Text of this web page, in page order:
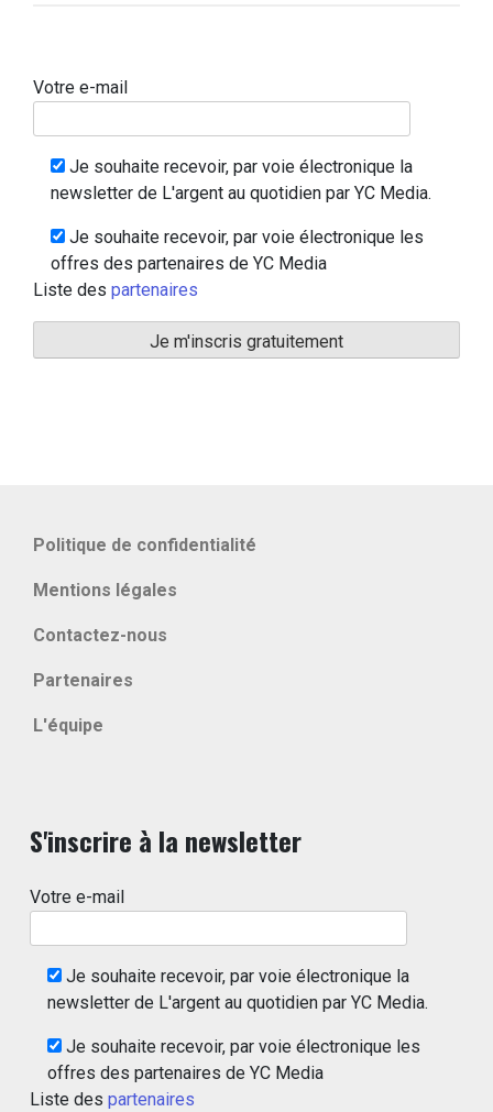
Votre e-mail
Je souhaite recevoir, par voie électronique la
newsletter de L'argent au quotidien par YC Media.
Je souhaite recevoir, par voie électronique les
offres des partenaires de YC Media
Liste des partenaires
Politique de confidentialité
Mentions légales
Contactez-nous
Partenaires
L'équipe
S'inscrire à la newsletter
Votre e-mail
Je souhaite recevoir, par voie électronique la
newsletter de L'argent au quotidien par YC Media.
Je souhaite recevoir, par voie électronique les
offres des partenaires de YC Media
Liste des partenaires